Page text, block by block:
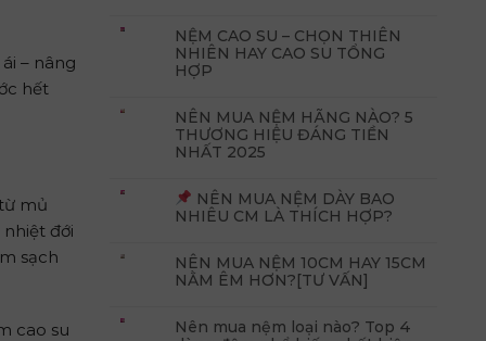
– nâng
hết
mủ
nhiệt đới
sạch
cao su
NỆM CAO SU – CHỌN THIÊN
NHIÊN HAY CAO SU TỔNG
HỢP
NÊN MUA NỆM HÃNG NÀO? 5
THƯƠNG HIỆU ĐÁNG TIỀN
NHẤT 2025
NÊN MUA NỆM DÀY BAO
NHIÊU CM LÀ THÍCH HỢP?
NÊN MUA NỆM 10CM HAY 15CM
NẰM ÊM HƠN?[TƯ VẤN]
Nên mua nệm loại nào? Top 4